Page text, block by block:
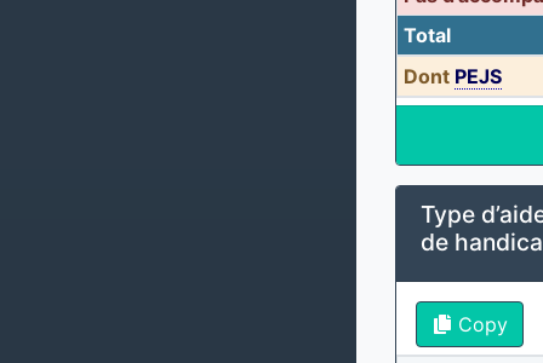
Total
Dont PEJS
Type
de
Copy